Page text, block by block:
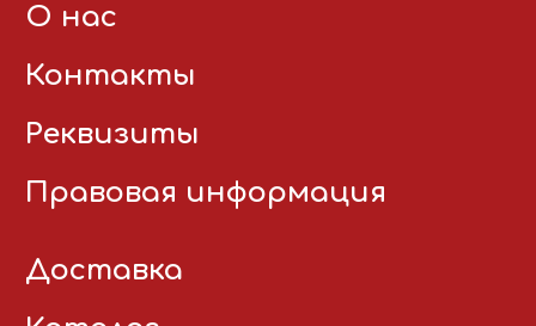
О нас
Контакты
Реквизиты
Правовая информация
Доставка